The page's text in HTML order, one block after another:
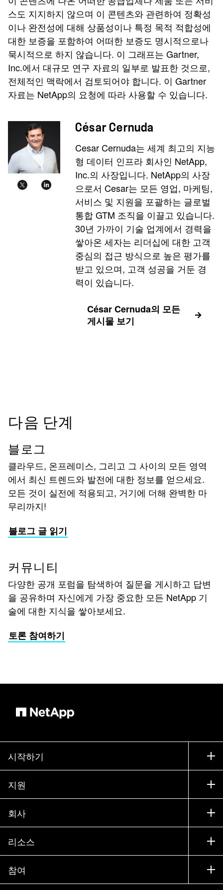
스도 지지하지 않으며 이 콘텐츠와 관련하여 정확성
이나 완전성에 대해 상품성이나 특정 목적 적합성에
대한 보증을 포함하여 어떠한 보증도 명시적으로나
묵시적으로 하지 않습니다. 이 그래프는 Gartner,
Inc.에서 대규모 연구 자료의 일부로 발표한 것으로,
전체적인 맥락에서 검토되어야 합니다. 이 Gartner
자료는 NetApp의 요청에 따라 사용할 수 있습니다.
César Cernuda
Cesar Cernuda는 세계 최고의 지능
형 데이터 인프라 회사인 NetApp,
Inc.의 사장입니다. NetApp의 사장
으로서 Cesar는 모든 영업, 마케팅,
서비스 및 지원을 포괄하는 글로벌
통합 GTM 조직을 이끌고 있습니다.
30년 가까이 기술 업계에서 경력을
쌓아온 세자는 리더십에 대한 고객
중심의 접근 방식으로 높은 평가를
받고 있으며, 고객 성공을 거둔 경
력이 있습니다.
César Cernuda의 모든
게시물 보기
다음 단계
블로그
클라우드, 온프레미스, 그리고 그 사이의 모든 영역
에서 최신 트렌드와 발전에 대한 정보를 얻으세요.
모든 것이 실전에 적용되고, 거기에 더해 완벽한 마
무리까지!
블로그 글 읽기
커뮤니티
다양한 공개 포럼을 탐색하여 질문을 게시하고 답변
을 공유하며 자신에게 가장 중요한 모든 NetApp 기
술에 대한 지식을 쌓아보세요.
토론 참여하기
시작하기
구입 방법
세일즈 팀 연락처
파트너 찾기
경영진 브리핑
제품 소개
지원
지원
교육
설명서
커뮤니티
회사
회사
파트너
채용
리소스
뉴스룸
이벤트
참여